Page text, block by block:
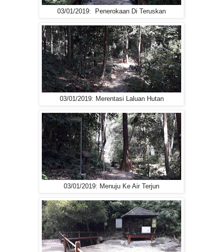
03/01/2019: Penerokaan Di Teruskan
03/01/2019: Merentasi Laluan Hutan
03/01/2019: Menuju Ke Air Terjun